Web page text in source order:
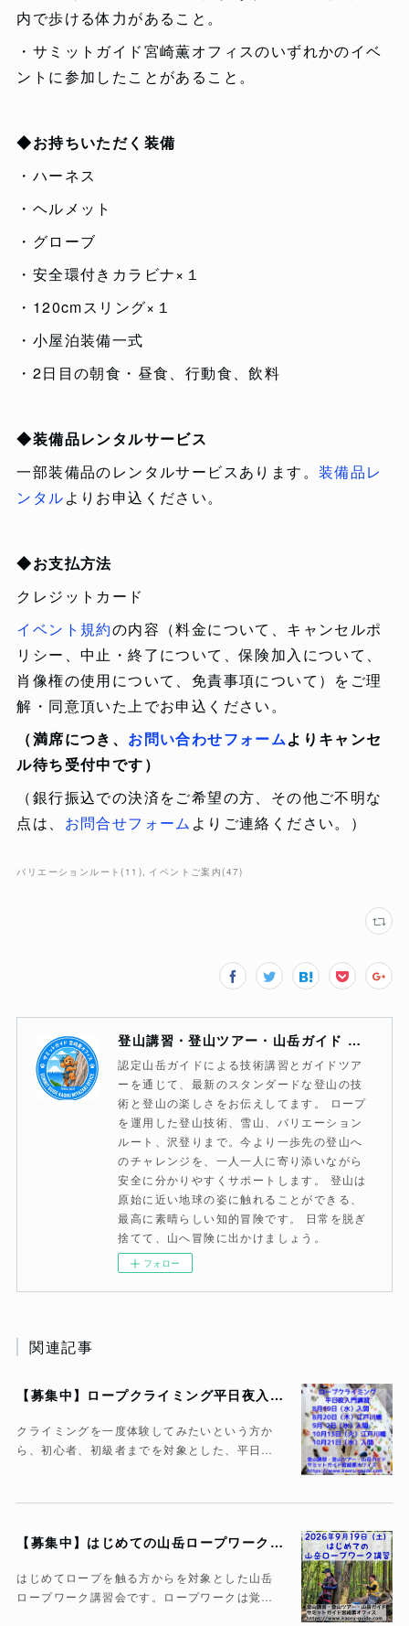
内で歩ける体力があること。
・サミットガイド宮崎薫オフィスのいずれかのイベ
ントに参加したことがあること。
◆お持ちいただく装備
・ハーネス
・ヘルメット
・グローブ
・安全環付きカラビナ×１
・120cmスリング×１
・小屋泊装備一式
・2日目の朝食・昼食、行動食、飲料
◆装備品レンタルサービス
一部装備品のレンタルサービスあります。 装備品レ
ンタルよりお申込ください。
◆お支払方法
クレジットカード
イベント規約の内容（料金について、キャンセルポ
リシー、中止・終了について、保険加入について、
肖像権の使用について、免責事項について）をご理
解・同意頂いた上でお申込ください。
（満席につき、 お問い合わせフォームよりキャンセ
ル待ち受付中です）
（銀行振込での決済をご希望の方、その他ご不明な
点は、 お問合せフォーム よりご連絡ください。）
バリエーションルート( 11 ) イベントご案内(47)
登山講習・登山ツアー・山岳ガイド サミットガイド宮崎薫オフィス
認定山岳ガイドによる技術講習とガイドツア
ーを通じて、最新のスタンダードな登山の技
術と登山の楽しさをお伝えしてます。 ロープ
を運用した登山技術、雪山、バリエーション
ルート、沢登りまで。今より一歩先の登山へ
のチャレンジを、一人一人に寄り添いながら
安全に分かりやすくサポートします。 登山は
原始に近い地球の姿に触れることができる、
最高に素晴らしい知的冒険です。 日常を脱ぎ
捨てて、山へ冒険に出かけましょう。
フォロー
関連記事
【募集中】ロープクライミング平日夜入門講習
クライミングを一度体験してみたいという方か
ら、初心者、初級者までを対象とした、平日…
【募集中】はじめての山岳ロープワーク講習
はじめてロープを触る方からを対象とした山岳
ロープワーク講習会です。ロープワークは覚…